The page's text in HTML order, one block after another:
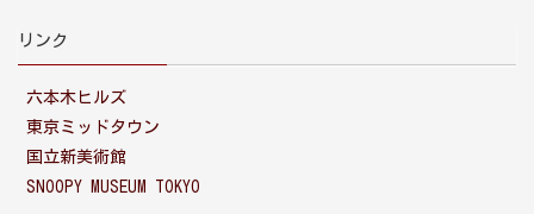
リンク
六本木ヒルズ
東京ミッドタウン
国立新美術館
SNOOPY MUSEUM TOKYO